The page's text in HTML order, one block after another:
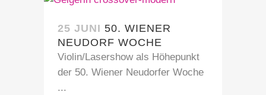
25 JUNI 50. WIENER
NEUDORF WOCHE
Violin/Lasershow als Höhepunkt
der 50. Wiener Neudorfer Woche
...